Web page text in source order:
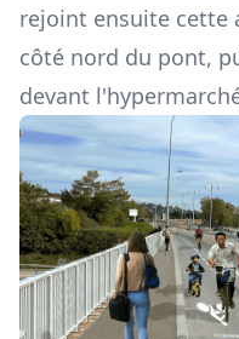
rejoint ensuite cette
côté nord du pont,
devant